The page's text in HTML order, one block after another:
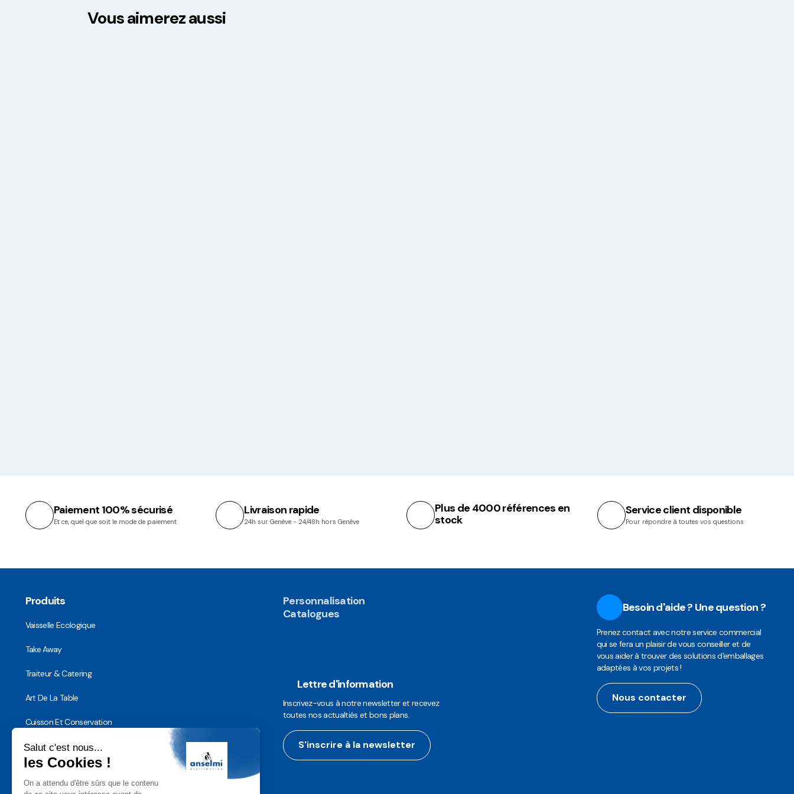
Vous aimerez aussi
Paiement 100% sécurisé
Et ce, quel que soit le mode de paiement
Livraison rapide
24h sur Genève - 24/48h hors Genève
Plus de 4000 références en
stock
Service client disponible
Pour répondre à toutes vos questions
Produits
Vaisselle Ecologique
Take Away
Traiteur & Catering
Art De La Table
Cuisson Et Conservation
Hygiène, Sécurité et Traçabilité
Vaisselle Réutilisable
Personnalisation
Catalogues
Lettre d'information
Inscrivez-vous à notre newsletter et recevez
toutes nos actualtiés et bons plans.
S'inscrire à la newsletter
Besoin d'aide ? Une question ?
Prenez contact avec notre service commercial
qui se fera un plaisir de vous conseiller et de
vous aider à trouver des solutions d'emballages
adaptées à vos projets !
Nous contacter